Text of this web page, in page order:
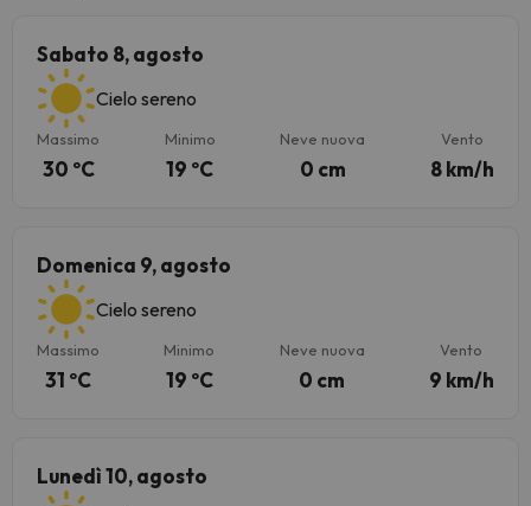
Sabato 8, agosto
Cielo sereno
Massimo
30 ºC
Minimo
19 ºC
Neve nuova
0 cm
Vento
8 km/h
Domenica 9, agosto
Cielo sereno
Massimo
31 ºC
Minimo
19 ºC
Neve nuova
0 cm
Vento
9 km/h
Lunedì 10, agosto